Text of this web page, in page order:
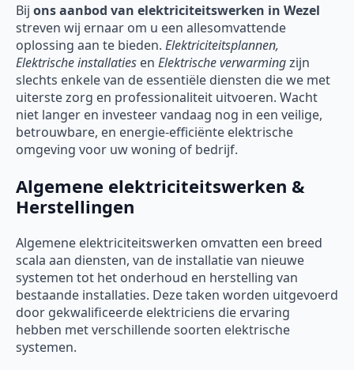
Bij ons aanbod van elektriciteitswerken in Wezel
streven wij ernaar om u een allesomvattende
oplossing aan te bieden. Elektriciteitsplannen,
Elektrische installaties en Elektrische verwarmingzijn
slechts enkele van de essentiële diensten die we met
uiterste zorg en professionaliteit uitvoeren. Wacht
niet langer en investeer vandaag nog in een veilige,
betrouwbare, en energie-efficiënte elektrische
omgeving voor uw woning of bedrijf.
Algemene elektriciteitswerken &
Herstellingen
Algemene elektriciteitswerken omvatten een breed
scala aan diensten, van de installatie van nieuwe
systemen tot het onderhoud en herstelling van
bestaande installaties. Deze taken worden uitgevoerd
door gekwalificeerde elektriciens die ervaring
hebben met verschillende soorten elektrische
systemen.